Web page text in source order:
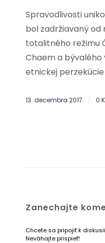
Spravodlivosti
bol zadržiavaný od
totalitného režimu
Chaem a
etnickej perzekúcie
13. decembra 2017 / 0
Zanechajte
Chcete sa pripojiť k
Neváhajte prispieť!